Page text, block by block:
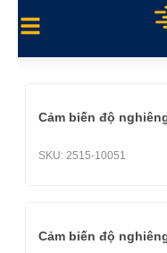
Cảm biến độ
SKU: 2515-10051
Cảm biến độ